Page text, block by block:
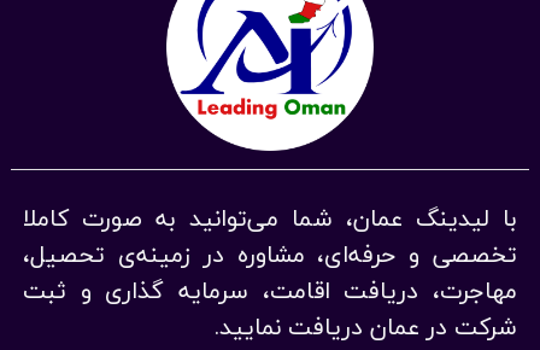
با لیدینگ عمان، شما می‌توانید به صورت کاملا
تخصصی و حرفه‌ای، مشاوره در زمینه‌ی تحصیل،
مهاجرت، دریافت اقامت، سرمایه گذاری و ثبت
شرکت در عمان دریافت نمایید.